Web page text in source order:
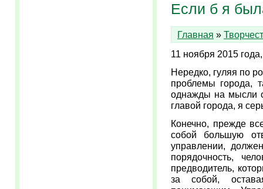
Если б я
Главная »
11 ноября 2015
Нередко, гуляя по
проблемы города,
однажды на мысли
главой города, я
Конечно, прежде
собой большую
управлении,
порядочность,
предводитель,
за собой,